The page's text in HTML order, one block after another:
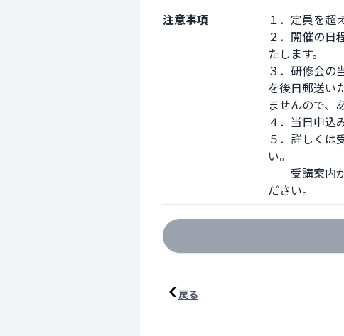
注意事項
１．定員を超
２．開催の日
たします。
３．研修会の
を後日郵送い
ませんので、
４．当日申込
５．詳しくは
い。
受講案内が
ださい。
戻る